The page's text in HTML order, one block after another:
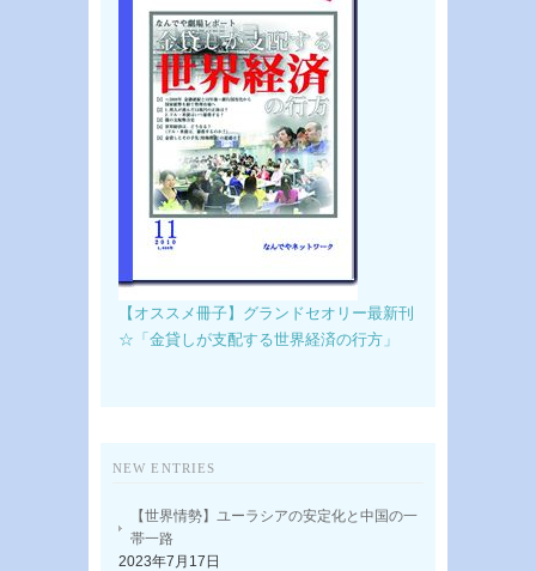
【オススメ冊子】グランドセオリー最新刊
☆「金貸しが支配する世界経済の行方」
NEW ENTRIES
【世界情勢】ユーラシアの安定化と中国の一
帯一路
2023年7月17日